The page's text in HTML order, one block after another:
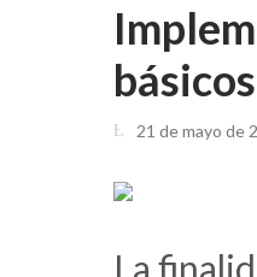
21 de mayo de
La